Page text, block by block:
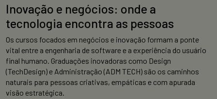
Inovação e negócios: onde a
tecnologia encontra as pessoas
Os cursos focados em negócios e inovação formam a ponte
vital entre a engenharia de software e a experiência do usuário
final humano. Graduações inovadoras como Design
(TechDesign) e Administração (ADM TECH) são os caminhos
naturais para pessoas criativas, empáticas e com apurada
visão estratégica.